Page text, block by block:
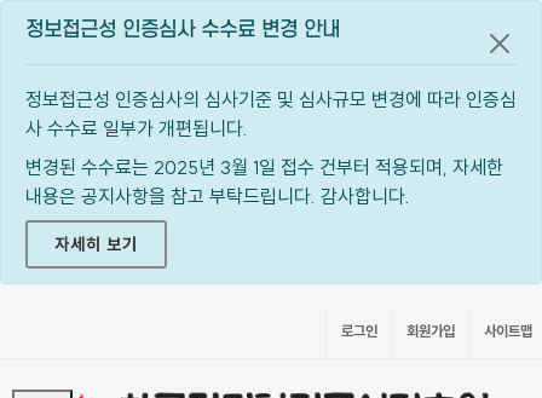
정보접근성 인증심사 수수료 변경 안내
정보접근성 인증심사의 심사기준 및 심사규모 변경에 따라 인증심
사 수수료 일부가 개편됩니다.
변경된 수수료는 2025년 3월 1일 접수 건부터 적용되며, 자세한
내용은 공지사항을 참고 부탁드립니다. 감사합니다.
자세히 보기
공지
로그인 회원가입 사이트맵